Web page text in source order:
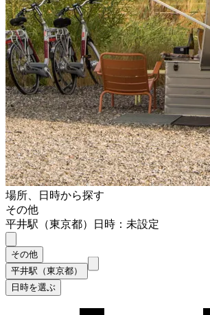
場所、日時から探す
その他
平井駅（東京都）
日時：未設定
その他
平井駅（東京都）
日時を選ぶ